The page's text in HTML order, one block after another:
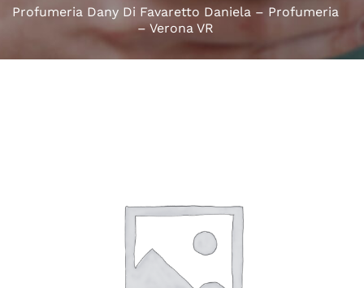
Profumeria Dany Di Favaretto Daniela – Profumeria
– Verona VR